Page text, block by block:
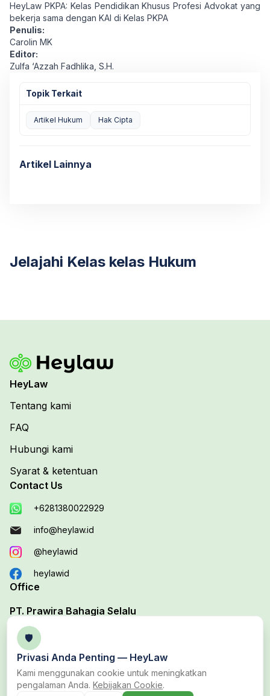
HeyLaw PKPA: Kelas Pendidikan Khusus Profesi Advokat yang
bekerja sama dengan KAI di Kelas PKPA
Penulis:
Carolin MK
Editor:
Zulfa ‘Azzah Fadhlika, S.H.
Topik Terkait
Artikel Hukum Hak Cipta
Artikel Lainnya
Jelajahi Kelas kelas Hukum
HeyLaw
Tentang kami
FAQ
Hubungi kami
Syarat & ketentuan
Contact Us
+6281380022929
info@heylaw.id
@heylawid
heylawid
Office
PT. Prawira Bahagia Selalu
Your Trusted Legal Edutech Platform
Office 1 :
Harapan Baru, Bekasi Utara, Bekasi
🛡️
Privasi Anda Penting — HeyLaw
Kami menggunakan cookie untuk meningkatkan
pengalaman Anda. Kebijakan Cookie.